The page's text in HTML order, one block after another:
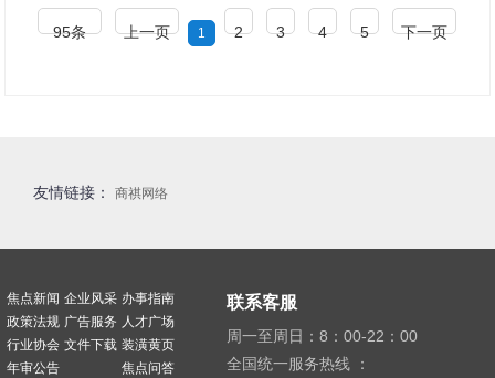
95条 上一页 1 2 3 4 5 下一页
友情链接： 商祺网络
焦点新闻
政策法规
行业协会
年审公告
企业风采
广告服务
文件下载
办事指南
人才广场
装潢黄页
焦点问答
联系客服
周一至周日：8：00-22：00
全国统一服务热线 ：